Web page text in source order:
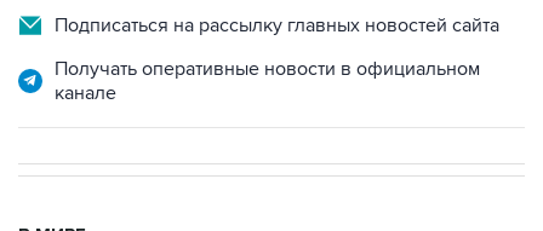
Получать оперативные новости в официальном